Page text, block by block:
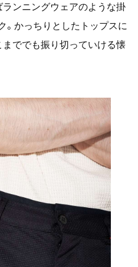
ランニングウェアのような掛
。かっちりとしたトップスに
まででも振り切っていける懐